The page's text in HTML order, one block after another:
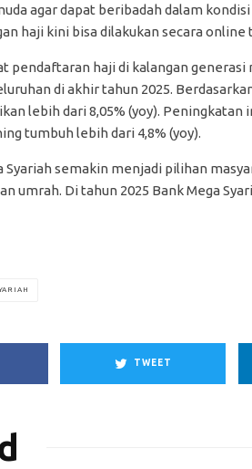
agar dapat beribadah dalam
haji kini bisa dilakukan secara online
pendaftaran haji di kalangan
di akhir tahun 2025.
lebih dari 8,05% (yoy). Peningkatan
tumbuh lebih dari 4,8% (yoy).
Syariah semakin menjadi pilihan
umrah. Di tahun 2025 Bank Mega
TWEET